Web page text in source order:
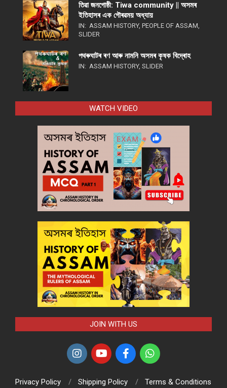
তিৱা জনগোষ্ঠী: Tiwa community || অসমৰ
ইতিহাসৰ এক গৌৰৱময় অধ্যায়
IN: ASSAM HISTORY, PEOPLE OF ASSAM,
SLIDER
পথ​ৰুঘাট​ৰ ৰণ আৰু নামনি অসম​ৰ কৃষক বিদ্ৰোহ​
IN: ASSAM HISTORY, SLIDER
WATCH VIDEO
JOIN WITH US
Privacy Policy Shipping Policy Terms & Conditions